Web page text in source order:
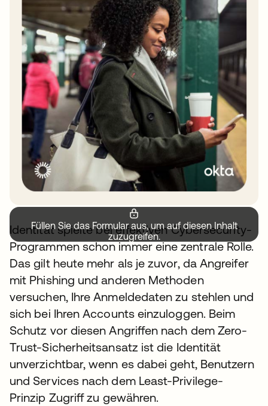
Füllen Sie das Formular aus, um auf diesen Inhalt
zuzugreifen.
Identität spielte bei effektiven Cybersecurity-
Programmen schon immer eine zentrale Rolle.
Das gilt heute mehr als je zuvor, da Angreifer
mit Phishing und anderen Methoden
versuchen, Ihre Anmeldedaten zu stehlen und
sich bei Ihren Accounts einzuloggen. Beim
Schutz vor diesen Angriffen nach dem Zero-
Trust-Sicherheitsansatz ist die Identität
unverzichtbar, wenn es dabei geht, Benutzern
und Services nach dem Least-Privilege-
Prinzip Zugriff zu gewähren.